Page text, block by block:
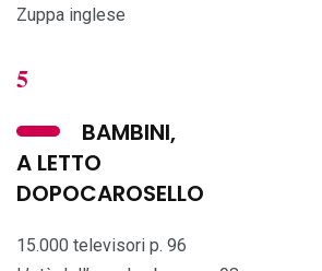
Zuppa inglese
5
BAMBINI,
A LETTO
DOPOCAROSELLO
15.000 televisori p. 96